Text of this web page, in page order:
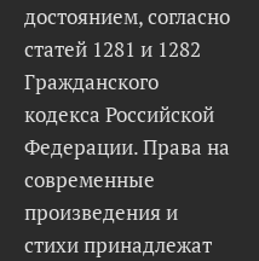
достоянием, согласно
статей 1281 и 1282
Гражданского
кодекса Российской
Федерации. Права на
современные
произведения и
стихи принадлежат